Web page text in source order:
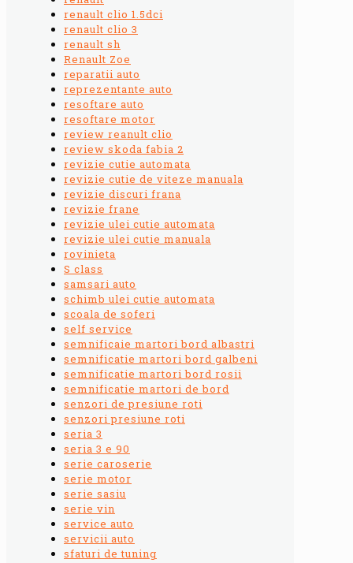
renault clio 1.5dci
renault clio 3
renault sh
Renault Zoe
reparatii auto
reprezentante auto
resoftare auto
resoftare motor
review reanult clio
review skoda fabia 2
revizie cutie automata
revizie cutie de viteze manuala
revizie discuri frana
revizie frane
revizie ulei cutie automata
revizie ulei cutie manuala
rovinieta
S class
samsari auto
schimb ulei cutie automata
scoala de soferi
self service
semnificaie martori bord albastri
semnificatie martori bord galbeni
semnificatie martori bord rosii
semnificatie martori de bord
senzori de presiune roti
senzori presiune roti
seria 3
seria 3 e 90
serie caroserie
serie motor
serie sasiu
serie vin
service auto
servicii auto
sfaturi de tuning